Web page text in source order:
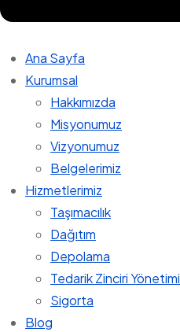
Ana Sayfa
Kurumsal
Hakkımızda
Misyonumuz
Vizyonumuz
Belgelerimiz
Hizmetlerimiz
Taşımacılık
Dağıtım
Depolama
Tedarik Zinciri Yönetimi
Sigorta
Blog